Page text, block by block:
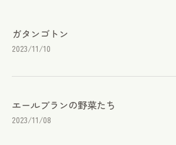
ガタンゴトン
2023/11/10
エールブランの野菜たち
2023/11/08